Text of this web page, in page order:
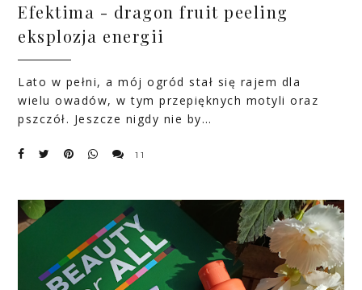
Efektima - dragon fruit peeling
eksplozja energii
Lato w pełni, a mój ogród stał się rajem dla
wielu owadów, w tym przepięknych motyli oraz
pszczół. Jeszcze nigdy nie by…
11